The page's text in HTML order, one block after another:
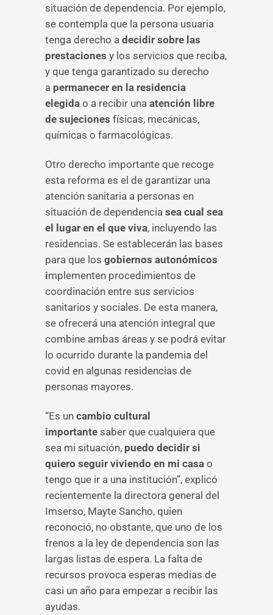
situación de dependencia. Por ejemplo,
se contempla que la persona usuaria
tenga derecho a decidir sobre las
prestaciones y los servicios que reciba,
y que tenga garantizado su derecho
a permanecer en la residencia
elegida o a recibir una atención libre
de sujeciones físicas, mecánicas,
químicas o farmacológicas.
Otro derecho importante que recoge
esta reforma es el de garantizar una
atención sanitaria a personas en
situación de dependencia sea cual sea
el lugar en el que viva, incluyendo las
residencias. Se establecerán las bases
para que los gobiernos autonómicos
implementen procedimientos de
coordinación entre sus servicios
sanitarios y sociales. De esta manera,
se ofrecerá una atención integral que
combine ambas áreas y se podrá evitar
lo ocurrido durante la pandemia del
covid en algunas residencias de
personas mayores.
“Es un cambio cultural
importante saber que cualquiera que
sea mi situación, puedo decidir si
quiero seguir viviendo en mi casa o
tengo que ir a una institución”, explicó
recientemente la directora general del
Imserso, Mayte Sancho, quien
reconoció, no obstante, que uno de los
frenos a la ley de dependencia son las
largas listas de espera. La falta de
recursos provoca esperas medias de
casi un año para empezar a recibir las
ayudas.